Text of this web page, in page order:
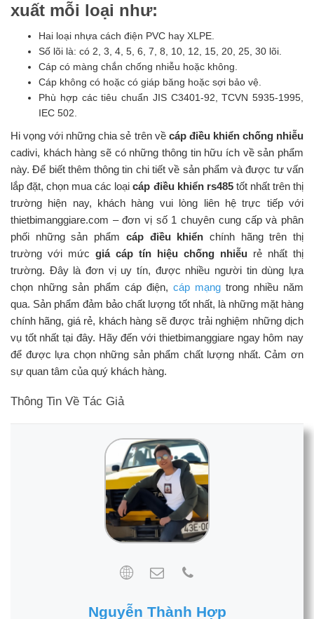
xuất mỗi loại như:
Hai loại nhựa cách điện PVC hay XLPE.
Số lõi là: có 2, 3, 4, 5, 6, 7, 8, 10, 12, 15, 20, 25, 30 lõi.
Cáp có màng chắn chống nhiễu hoặc không.
Cáp không có hoặc có giáp băng hoặc sợi bảo vệ.
Phù hợp các tiêu chuẩn JIS C3401-92, TCVN 5935-1995,
IEC 502.
Hi vọng với những chia sẻ trên về cáp điều khiển chống nhiễu
cadivi, khách hàng sẽ có những thông tin hữu ích về sản phẩm
này. Để biết thêm thông tin chi tiết về sản phẩm và được tư vấn
lắp đặt, chọn mua các loạicáp điều khiển rs485tốt nhất trên thị
trường hiện nay, khách hàng vui lòng liên hệ trực tiếp với
thietbimanggiare.com – đơn vị số 1 chuyên cung cấp và phân
phối những sản phẩm cáp điều khiển chính hãng trên thị
trường với mức giá cáp tín hiệu chống nhiễu rẻ nhất thị
trường. Đây là đơn vị uy tín, được nhiều người tin dùng lựa
chọn những sản phẩm cáp điện, cáp mạng trong nhiều năm
qua. Sản phẩm đảm bảo chất lượng tốt nhất, là những mặt hàng
chính hãng, giá rẻ, khách hàng sẽ được trải nghiệm những dịch
vụ tốt nhất tại đây. Hãy đến với thietbimanggiare ngay hôm nay
để được lựa chọn những sản phẩm chất lượng nhất. Cảm ơn
sự quan tâm của quý khách hàng.
Thông Tin Về Tác Giả
Nguyễn Thành Hợp